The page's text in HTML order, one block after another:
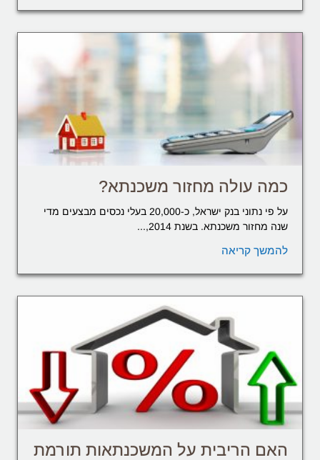
כמה עולה מחזור משכנתא?
על פי נתוני בנק ישראל, כ-20,000 בעלי נכסים מבצעים מדי
שנה מחזור משכנתא. בשנת 2014,...
להמשך קריאה
האם הריבית על המשכנתאות תורמת